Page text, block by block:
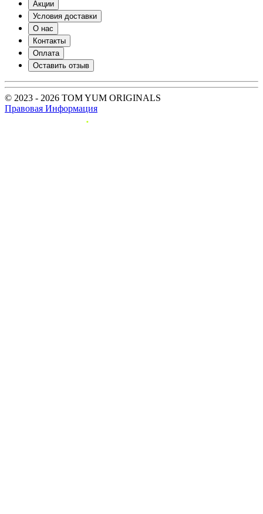
Акции
Условия доставки
О нас
Контакты
Оплата
Оставить отзыв
© 2023 - 2026 TOM YUM ORIGINALS
Правовая Информация